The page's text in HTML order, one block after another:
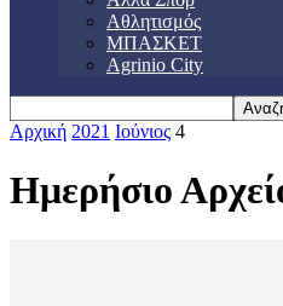
Αθλητισμός
ΜΠΑΣΚΕΤ
Agrinio City
Αρχική 2021 Ιούνιος 4
Ημερήσιο